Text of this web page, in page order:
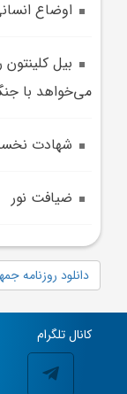
اوضاع
بيل
می‌خواهد با
شهادت
ضيافت نور
دانلود روزنامه جمهوری
کانال تلگرام